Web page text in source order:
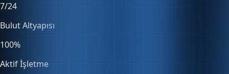
7/24
Bulut Altyapısı
100%
Aktif İşletme